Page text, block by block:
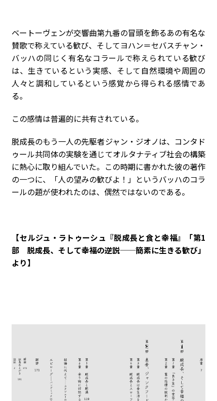
ベートーヴェンが交響曲第九番の冒頭を飾るあの有名な
賛歌で称えている歓び、そしてヨハン＝セバスチャン・
バッハの同じく有名なコラールで称えられている歓び
は、生きているという実感、そして自然環境や周囲の
人々と調和しているという感覚から得られる感情であ
る。
この感情は普遍的に共有されている。
脱成長のもう一人の先駆者ジャン・ジオノは、コンタド
ゥール共同体の実験を通じてオルタナティブ社会の構築
に熱心に取り組んでいた。この時期に書かれた彼の著作
の一つに、「人の望みの歓びよ！」というバッハのコラ
ールの題が使われたのは、偶然ではないのである。
【セルジュ・ラトゥーシュ『脱成長と食と幸福』「第1
部 脱成長、そして幸福の逆説──簡素に生きる歓び」
より】